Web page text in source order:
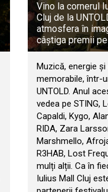
Vino la cornerul
Cluj de la
atmosfera în
câștiga premii
Muzică, energie și
memorabile, într-
UNTOLD. Anul
vedea pe STING,
Capaldi, Kygo,
RIDA, Zara
Marshmello,
R3HAB, Lost
mulți alții. Ca în
Iulius Mall Cluj